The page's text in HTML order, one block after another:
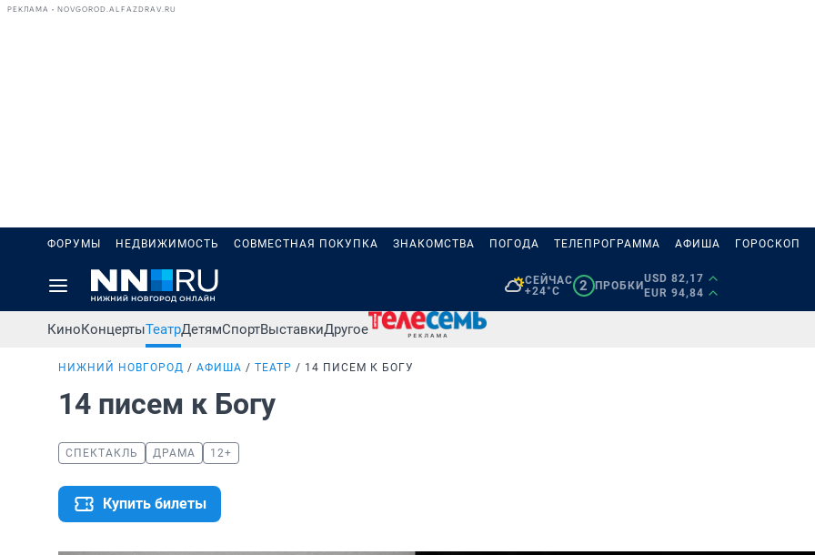
РЕКЛАМА • NOVGOROD.ALFAZDRAV.RU
ФОРУМЫ НЕДВИЖИМОСТЬ СОВМЕСТНАЯ ПОКУПКА ЗНАКОМСТВА ПОГОДА ТЕЛЕПРОГРАММА АФИША ГОРОСКОП
СЕЙЧАС
+24°C
2 ПРОБКИ
USD 82,17
EUR 94,84
КиноКонцертыТеатрДетямСпортВыставкиДругое
НИЖНИЙ НОВГОРОД АФИША ТЕАТР 14 ПИСЕМ К БОГУ
14 писем к Богу
СПЕКТАКЛЬ ДРАМА 12+
Купить билеты